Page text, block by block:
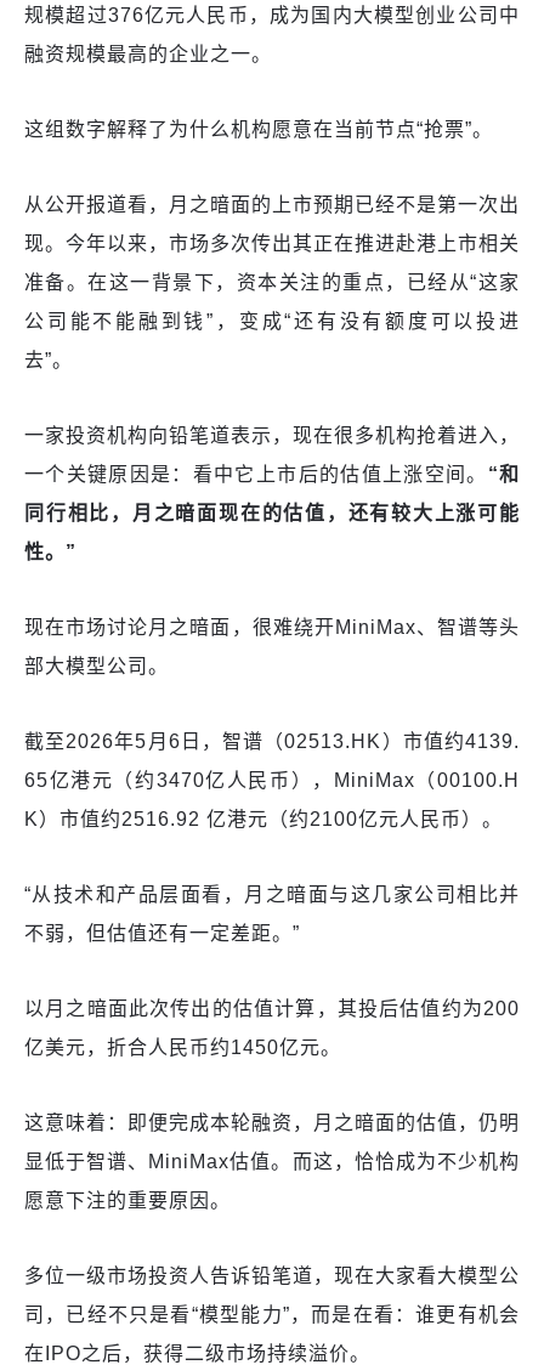
规模超过376亿元人民币，成为国内大模型创业公司中
融资规模最高的企业之一。
这组数字解释了为什么机构愿意在当前节点“抢票”。
从公开报道看，月之暗面的上市预期已经不是第一次出
现。今年以来，市场多次传出其正在推进赴港上市相关
准备。在这一背景下，资本关注的重点，已经从“这家
公司能不能融到钱”，变成“还有没有额度可以投进
去”。
一家投资机构向铅笔道表示，现在很多机构抢着进入，
一个关键原因是：看中它上市后的估值上涨空间。 “和
同行相比，月之暗面现在的估值，还有较大上涨可能
性。”
现在市场讨论月之暗面，很难绕开MiniMax、智谱等头
部大模型公司。
截至2026年5月6日，智谱（02513.HK）市值约4139.
65亿港元（约3470亿人民币），MiniMax（00100.H
K）市值约2516.92 亿港元（约2100亿元人民币）。
“从技术和产品层面看，月之暗面与这几家公司相比并
不弱，但估值还有一定差距。”
以月之暗面此次传出的估值计算，其投后估值约为200
亿美元，折合人民币约1450亿元。
这意味着：即便完成本轮融资，月之暗面的估值，仍明
显低于智谱、MiniMax估值。而这，恰恰成为不少机构
愿意下注的重要原因。
多位一级市场投资人告诉铅笔道，现在大家看大模型公
司，已经不只是看“模型能力”，而是在看：谁更有机会
在IPO之后，获得二级市场持续溢价。